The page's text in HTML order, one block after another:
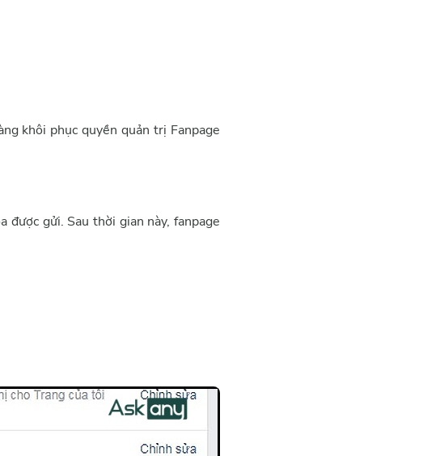
khôi phục quyền quản trị Fanpage
gửi. Sau thời gian này, fanpage